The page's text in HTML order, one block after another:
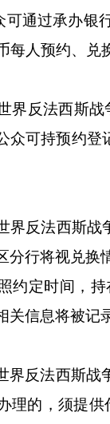
可通过承办
每人预约、兑
界反法西斯战
众可持预约
界反法西斯战
分行将视兑
约定时间，
关信息将被记
界反法西斯战
理的，须提